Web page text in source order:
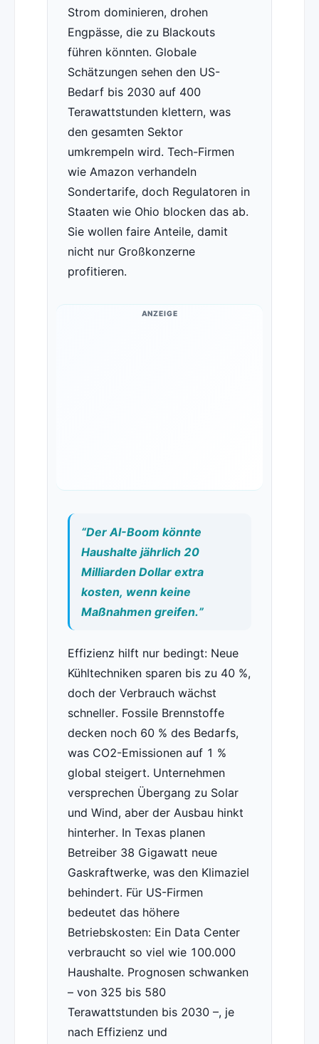
Strom dominieren, drohen
Engpässe, die zu Blackouts
führen könnten. Globale
Schätzungen sehen den US-
Bedarf bis 2030 auf 400
Terawattstunden klettern, was
den gesamten Sektor
umkrempeln wird. Tech-Firmen
wie Amazon verhandeln
Sondertarife, doch Regulatoren in
Staaten wie Ohio blocken das ab.
Sie wollen faire Anteile, damit
nicht nur Großkonzerne
profitieren.
ANZEIGE
“Der AI-Boom könnte
Haushalte jährlich 20
Milliarden Dollar extra
kosten, wenn keine
Maßnahmen greifen.”
Effizienz hilft nur bedingt: Neue
Kühltechniken sparen bis zu 40 %,
doch der Verbrauch wächst
schneller. Fossile Brennstoffe
decken noch 60 % des Bedarfs,
was CO2-Emissionen auf 1 %
global steigert. Unternehmen
versprechen Übergang zu Solar
und Wind, aber der Ausbau hinkt
hinterher. In Texas planen
Betreiber 38 Gigawatt neue
Gaskraftwerke, was den Klimaziel
behindert. Für US-Firmen
bedeutet das höhere
Betriebskosten: Ein Data Center
verbraucht so viel wie 100.000
Haushalte. Prognosen schwanken
– von 325 bis 580
Terawattstunden bis 2030 –, je
nach Effizienz und